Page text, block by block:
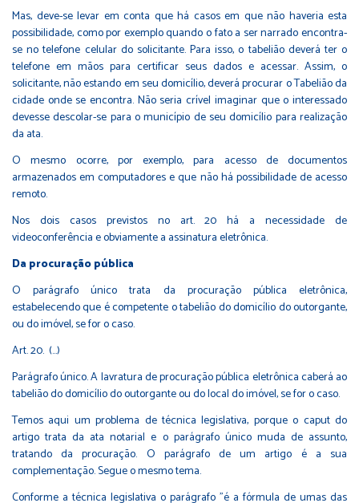
Mas, deve-se levar em conta que há casos em que não haveria esta
possibilidade, como por exemplo quando o fato a ser narrado encontra-
se no telefone celular do solicitante. Para isso, o tabelião deverá ter o
telefone em mãos para certificar seus dados e acessar. Assim, o
solicitante, não estando em seu domicílio, deverá procurar o Tabelião da
cidade onde se encontra. Não seria crível imaginar que o interessado
devesse descolar-se para o município de seu domicílio para realização
da ata.
O mesmo ocorre, por exemplo, para acesso de documentos
armazenados em computadores e que não há possibilidade de acesso
remoto.
Nos dois casos previstos no art. 20 há a necessidade de
videoconferência e obviamente a assinatura eletrônica.
Da procuração pública
O parágrafo único trata da procuração pública eletrônica,
estabelecendo que é competente o tabelião do domicílio do outorgante,
ou do imóvel, se for o caso.
Art. 20. (...)
Parágrafo único. A lavratura de procuração pública eletrônica caberá ao
tabelião do domicílio do outorgante ou do local do imóvel, se for o caso.
Temos aqui um problema de técnica legislativa, porque o caput do
artigo trata da ata notarial e o parágrafo único muda de assunto,
tratando da procuração. O parágrafo de um artigo é a sua
complementação. Segue o mesmo tema.
Conforme a técnica legislativa o parágrafo "é a fórmula de umas das